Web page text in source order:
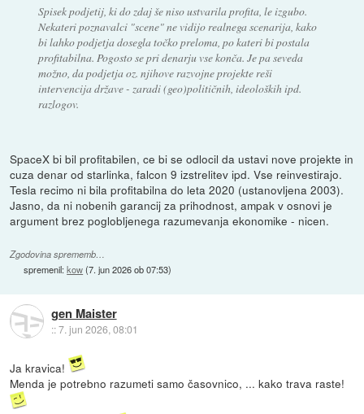
Spisek podjetij, ki do zdaj še niso ustvarila profita, le izgubo.
Nekateri poznavalci "scene" ne vidijo realnega scenarija, kako
bi lahko podjetja dosegla točko preloma, po kateri bi postala
profitabilna. Pogosto se pri denarju vse konča. Je pa seveda
možno, da podjetja oz. njihove razvojne projekte reši
intervencija države - zaradi (geo)političnih, ideoloških ipd.
razlogov.
SpaceX bi bil profitabilen, ce bi se odlocil da ustavi nove projekte in
cuza denar od starlinka, falcon 9 izstrelitev ipd. Vse reinvestirajo.
Tesla recimo ni bila profitabilna do leta 2020 (ustanovljena 2003).
Jasno, da ni nobenih garancij za prihodnost, ampak v osnovi je
argument brez poglobljenega razumevanja ekonomike - nicen.
Zgodovina sprememb…
spremenil:kow(7. jun 2026 ob 07:53)
gen Maister
::7. jun 2026, 08:01
Ja kravica!
Menda je potrebno razumeti samo časovnico, ... kako trava raste!